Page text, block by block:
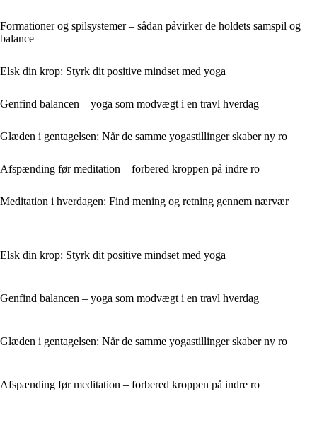
Formationer og spilsystemer – sådan påvirker de holdets samspil og
balance
Elsk din krop: Styrk dit positive mindset med yoga
Genfind balancen – yoga som modvægt i en travl hverdag
Glæden i gentagelsen: Når de samme yogastillinger skaber ny ro
Afspænding før meditation – forbered kroppen på indre ro
Meditation i hverdagen: Find mening og retning gennem nærvær
Elsk din krop: Styrk dit positive mindset med yoga
Genfind balancen – yoga som modvægt i en travl hverdag
Glæden i gentagelsen: Når de samme yogastillinger skaber ny ro
Afspænding før meditation – forbered kroppen på indre ro